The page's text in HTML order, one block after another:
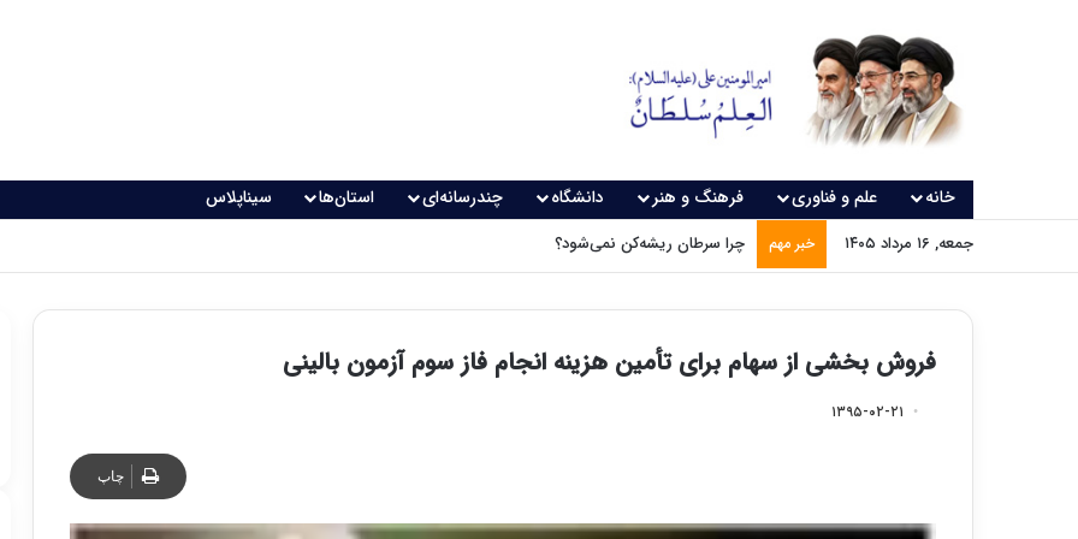
خانه علم و فناوری فرهنگ و هنر دانشگاه چندرسانه‌ای استان‌ها سیناپلاس
جمعه, ۱۶ مرداد ۱۴۰۵ خبر مهم چرا سرطان ریشه‌کن نمی‌شود؟
فروش بخشی از سهام برای تأمین هزینه انجام فاز سوم آزمون بالینی
۱۳۹۵-۰۲-۲۱
چاپ